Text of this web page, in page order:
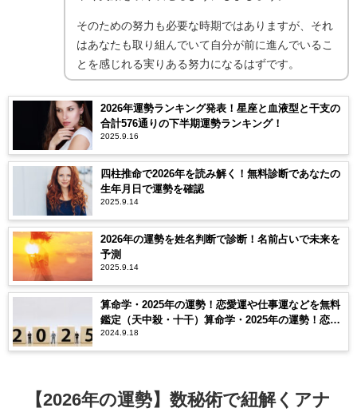
そのための努力も必要な時期ではありますが、それ
はあなたも取り組んでいて自分が前に進んでいるこ
とを感じれる実りある努力になるはずです。
2026年運勢ランキング発表！星座と血液型と干支の
合計576通りの下半期運勢ランキング！
2025.9.16
四柱推命で2026年を読み解く！無料診断であなたの
生年月日で運勢を確認
2025.9.14
2026年の運勢を姓名判断で診断！名前占いで未来を
予測
2025.9.14
算命学・2025年の運勢！恋愛運や仕事運などを無料
鑑定（天中殺・十干）算命学・2025年の運勢！恋愛
運や仕事運などを無料鑑定（天中殺・十干）
2024.9.18
【2026年の運勢】数秘術で紐解くアナ